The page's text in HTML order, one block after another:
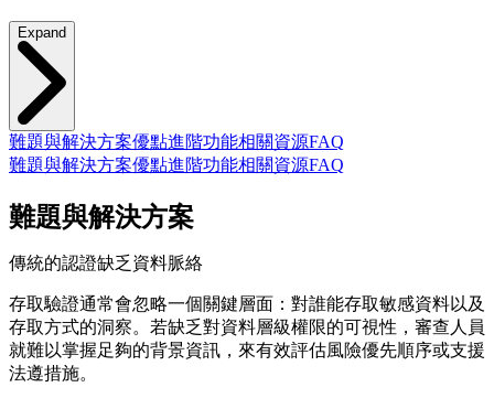
Expand
難題與解決方案優點進階功能相關資源FAQ
難題與解決方案優點進階功能相關資源FAQ
難題與解決方案
傳統的認證缺乏資料脈絡
存取驗證通常會忽略一個關鍵層面：對誰能存取敏感資料以及
存取方式的洞察。若缺乏對資料層級權限的可視性，審查人員
就難以掌握足夠的背景資訊，來有效評估風險優先順序或支援
法遵措施。